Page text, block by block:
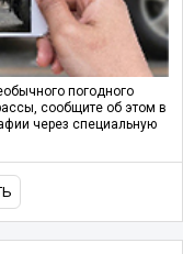
погодного
сообщите об этом в
через специальную